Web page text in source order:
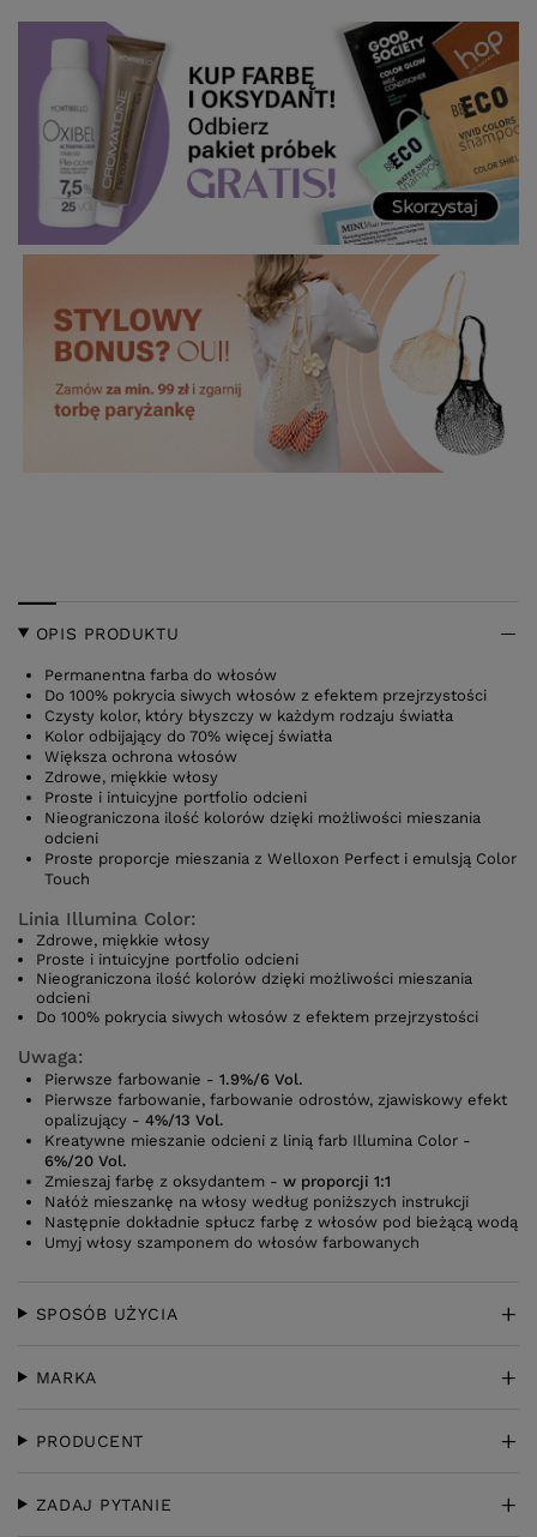
OPIS PRODUKTU
Permanentna farba do włosów
Do 100% pokrycia siwych włosów z efektem przejrzystości
Czysty kolor, który błyszczy w każdym rodzaju światła
Kolor odbijający do 70% więcej światła
Większa ochrona włosów
Zdrowe, miękkie włosy
Proste i intuicyjne portfolio odcieni
Nieograniczona ilość kolorów dzięki możliwości mieszania
odcieni
Proste proporcje mieszania z Welloxon Perfect i emulsją Color
Touch
Linia Illumina Color:
Zdrowe, miękkie włosy
Proste i intuicyjne portfolio odcieni
Nieograniczona ilość kolorów dzięki możliwości mieszania
odcieni
Do 100% pokrycia siwych włosów z efektem przejrzystości
Uwaga:
Pierwsze farbowanie - 1.9%/6 Vol.
Pierwsze farbowanie, farbowanie odrostów, zjawiskowy efekt
opalizujący - 4%/13 Vol.
Kreatywne mieszanie odcieni z linią farb Illumina Color -
6%/20 Vol.
Zmieszaj farbę z oksydantem - w proporcji 1:1
Nałóż mieszankę na włosy według poniższych instrukcji
Następnie dokładnie spłucz farbę z włosów pod bieżącą wodą
Umyj włosy szamponem do włosów farbowanych
SPOSÓB UŻYCIA
MARKA
PRODUCENT
ZADAJ PYTANIE